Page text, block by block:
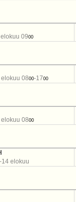
elokuu 0900
elokuu 0800-1700
elokuu 0800
14 elokuu